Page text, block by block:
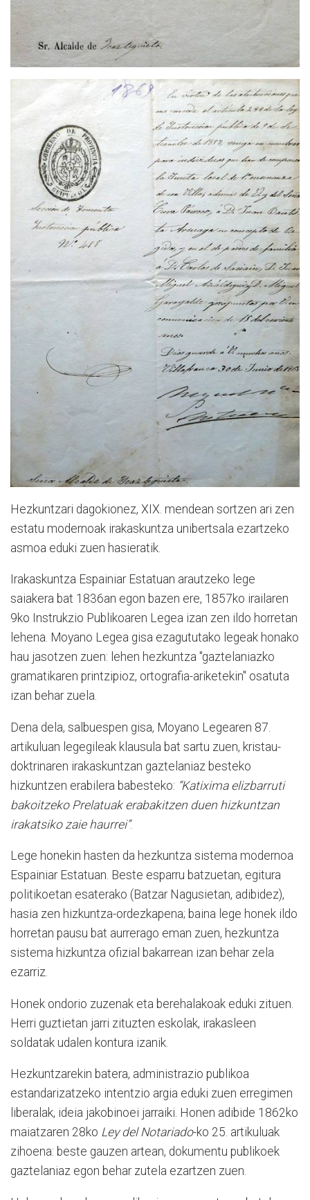
Hezkuntzari dagokionez, XIX. mendean sortzen ari zen
estatu modernoak irakaskuntza unibertsala ezartzeko
asmoa eduki zuen hasieratik.
Irakaskuntza Espainiar Estatuan arautzeko lege
saiakera bat 1836an egon bazen ere, 1857ko irailaren
9ko Instrukzio Publikoaren Legea izan zen ildo horretan
lehena. Moyano Legea gisa ezagututako legeak honako
hau jasotzen zuen: lehen hezkuntza "gaztelaniazko
gramatikaren printzipioz, ortografia-ariketekin" osatuta
izan behar zuela.
Dena dela, salbuespen gisa, Moyano Legearen 87.
artikuluan legegileak klausula bat sartu zuen, kristau-
doktrinaren irakaskuntzan gaztelaniaz besteko
hizkuntzen erabilera babesteko: “Katixima elizbarruti
bakoitzeko Prelatuak erabakitzen duen hizkuntzan
irakatsiko zaie haurrei”.
Lege honekin hasten da hezkuntza sistema modernoa
Espainiar Estatuan. Beste esparru batzuetan, egitura
politikoetan esaterako (Batzar Nagusietan, adibidez),
hasia zen hizkuntza-ordezkapena; baina lege honek ildo
horretan pausu bat aurrerago eman zuen, hezkuntza
sistema hizkuntza ofizial bakarrean izan behar zela
ezarriz.
Honek ondorio zuzenak eta berehalakoak eduki zituen.
Herri guztietan jarri zituzten eskolak, irakasleen
soldatak udalen kontura izanik.
Hezkuntzarekin batera, administrazio publikoa
estandarizatzeko intentzio argia eduki zuen erregimen
liberalak, ideia jakobinoei jarraiki. Honen adibide 1862ko
maiatzaren 28ko Ley del Notariado-ko 25. artikuluak
zihoena: beste gauzen artean, dokumentu publikoek
gaztelaniaz egon behar zutela ezartzen zuen.